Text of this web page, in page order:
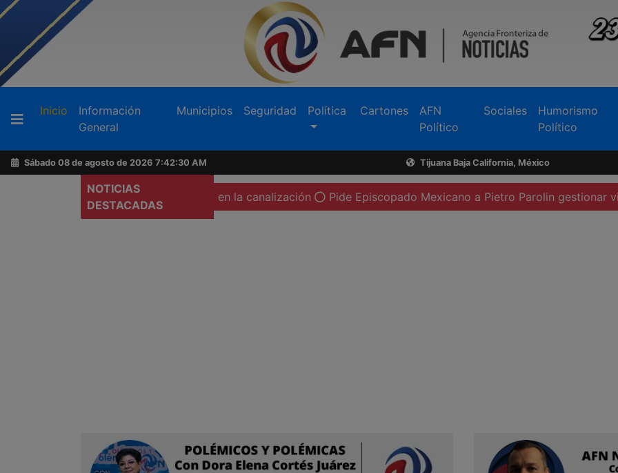
Inicio (current)
Información
General
Municipios Seguridad Política Cartones
AFN
Político
Sociales
Humorismo
Político
Sábado 08 de agosto de 2026 7:42:32 AM Tijuana Baja California, México
NOTICIAS
DESTACADAS
de una mujer calcinada en la canalización Pide Episcopado Mexicano a Pietro Parolin gestionar visita del Papa
Buscador
Acerca
de